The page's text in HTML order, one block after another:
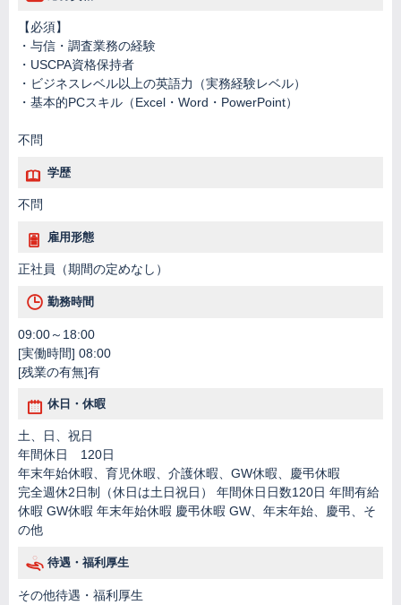
【必須】
・与信・調査業務の経験
・USCPA資格保持者
・ビジネスレベル以上の英語力（実務経験レベル）
・基本的PCスキル（Excel・Word・PowerPoint）
不問
学歴
不問
雇用形態
正社員（期間の定めなし）
勤務時間
09:00～18:00
[実働時間] 08:00
[残業の有無]有
休日・休暇
土、日、祝日
年間休日 120日
年末年始休暇、育児休暇、介護休暇、GW休暇、慶弔休暇
完全週休2日制（休日は土日祝日） 年間休日日数120日 年間有給
休暇 GW休暇 年末年始休暇 慶弔休暇 GW、年末年始、慶弔、そ
の他
待遇・福利厚生
その他待遇・福利厚生